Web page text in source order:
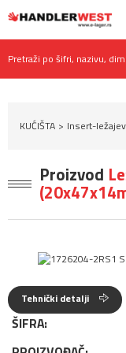
Pretraži po šifri, nazivu,
KUĆIŠTA Insert-
Proizvod
Tehnički detalji
ŠIFRA: